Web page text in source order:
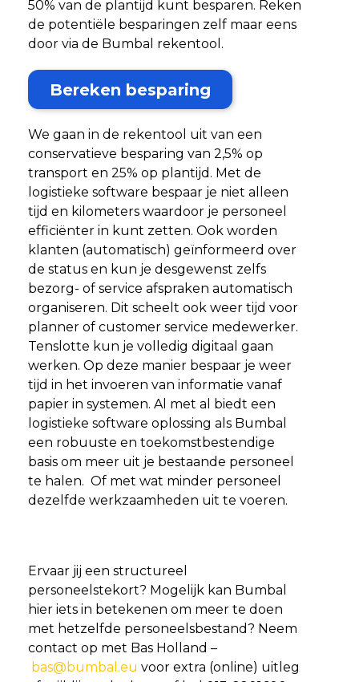
50% van de plantijd kunt besparen. Reken
de potentiële besparingen zelf maar eens
door via de Bumbal rekentool.
Bereken besparing
We gaan in de rekentool uit van een
conservatieve besparing van 2,5% op
transport en 25% op plantijd. Met de
logistieke software bespaar je niet alleen
tijd en kilometers waardoor je personeel
efficiënter in kunt zetten. Ook worden
klanten (automatisch) geïnformeerd over
de status en kun je desgewenst zelfs
bezorg- of service afspraken automatisch
organiseren. Dit scheelt ook weer tijd voor
planner of customer service medewerker.
Tenslotte kun je volledig digitaal gaan
werken. Op deze manier bespaar je weer
tijd in het invoeren van informatie vanaf
papier in systemen. Al met al biedt een
logistieke software oplossing als Bumbal
een robuuste en toekomstbestendige
basis om meer uit je bestaande personeel
te halen. Of met wat minder personeel
dezelfde werkzaamheden uit te voeren.
Ervaar jij een structureel
personeelstekort? Mogelijk kan Bumbal
hier iets in betekenen om meer te doen
met hetzelfde personeelsbestand? Neem
contact op met Bas Holland –
bas@bumbal.eu voor extra (online) uitleg